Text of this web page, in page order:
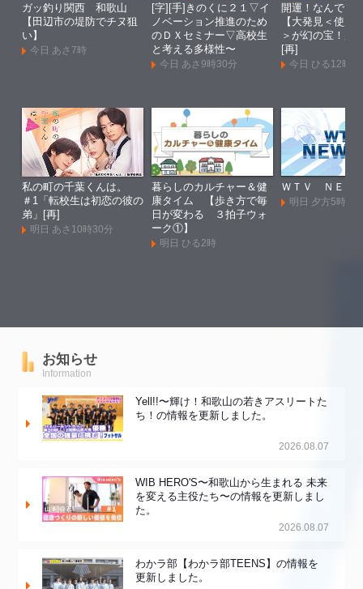
ガッ釣り関西 和歌山
【田辺市の堤防でチヌ狙
い】
今日 あさ7時
[字][手]きのくに２１▽イ
ノベーション推進のため
のＤＸセミナー▽高校生
と考える多様性〜
今日 あさ9時30分
開運！なんで
【大発見＜使用
＞が幻の宝！超
[再]
今日 ひる12時
私の町の千葉くんは。
＃1「転校生は初恋の彼の
弟」[再]
明日 あさ10時30分
暮らしのカルチャー＆健
康タイム 【歩き方で毎
日が変わる ３拍子ウォ
ーク①】
明日 ひる2時
ＷＴＶ ＮＥＷ
明日 夕方5時55
お知らせ
Information
Yell!!〜輝け！和歌山の若きアスリートた
ち！の情報を更新しました。
2026.08.07
WIB HERO'S〜和歌山から生まれる 未来
を変える主役たち〜の情報を更新しまし
た。
2026.08.07
わかラ部【わかラ部TEENS】の情報を
更新しました。